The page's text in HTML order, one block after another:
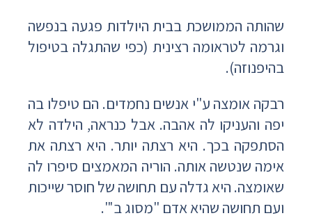
שהותה הממושכת בבית היולדות פגעה בנפשה
וגרמה לטראומה רצינית (כפי שהתגלה בטיפול
בהיפנוזה).
רבקה אומצה ע"י אנשים נחמדים. הם טיפלו בה
יפה והעניקו לה אהבה. אבל כנראה, הילדה לא
הסתפקה בכך. היא רצתה יותר. היא רצתה את
אימה שנטשה אותה. הוריה המאמצים סיפרו לה
שאומצה. היא גדלה עם תחושה של חוסר שייכות
ועם תחושה שהיא אדם "מסוג ב'".